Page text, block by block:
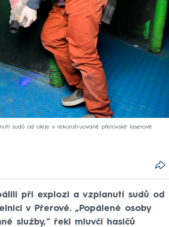
sudů od oleje v rekonstruované přerovské laserové
při explozi a vzplanutí sudů od
v Přerově. „Popálené osoby
služby,“ řekl mluvčí hasičů